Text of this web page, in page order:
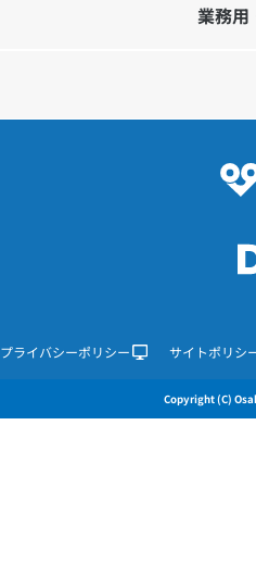
業務用
プライバシーポリシー サイトポリシ
Copyright (C)